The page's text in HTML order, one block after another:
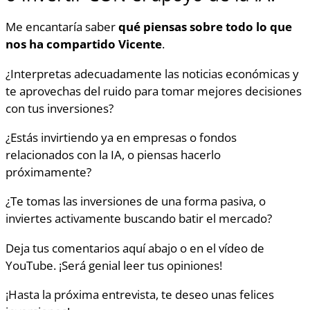
Me encantaría saberqué piensas sobre todo lo que
nos ha compartido Vicente.
¿Interpretas adecuadamente las noticias económicas y
te aprovechas del ruido para tomar mejores decisiones
con tus inversiones?
¿Estás invirtiendo ya en empresas o fondos
relacionados con la IA, o piensas hacerlo
próximamente?
¿Te tomas las inversiones de una forma pasiva, o
inviertes activamente buscando batir el mercado?
Deja tus comentarios aquí abajo o en el vídeo de
YouTube. ¡Será genial leer tus opiniones!
¡Hasta la próxima entrevista, te deseo unas felices